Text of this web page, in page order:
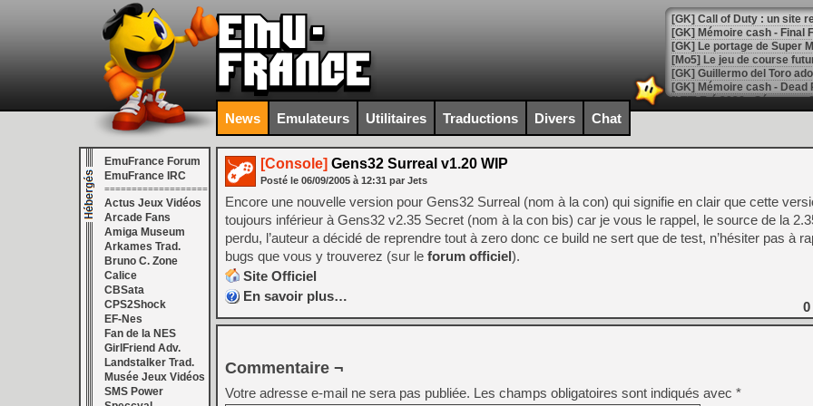
[GK] Le portage de Super
[Mo5] Le jeu de course
[GK] Guillermo del Toro
[LTF] Eté 2026 - Séquence
[GK] Mistfall Hunter :
[GK] Wo Long 2 évolue
[GK] Crossfire : un TPS à
[LS] [PS5] Premiers
[Mo5] DOOM arrive en
[GK] Bethesda fête les 30
[GK] Roblox : l'action en
[GK] Agenda - GeForce
[LS] [PS5] ps5-y2jb-
News Emulateurs Utilitaires Traductions Divers Chat
EmuFrance Forum
EmuFrance IRC
===================
Actus Jeux Vidéos
Arcade Fans
Amiga Museum
Arkames Trad.
Bruno C. Zone
Calice
CBSata
CPS2Shock
EF-Nes
Fan de la NES
GirlFriend Adv.
Landstalker Trad.
Musée Jeux Vidéos
SMS Power
[Console] Gens32 Surreal v1.20 WIP
Posté le 06/09/2005 à 12:31 par Jets
Encore une nouvelle version pour Gens32 Surreal (nom à la con) qui signifie en clair que cette
toujours inférieur à Gens32 v2.35 Secret (nom à la con bis) car je vous le rappel, le source de la
perdu, l’auteur a décidé de reprendre tout à zero donc ce build ne sert que de test, n’hésiter pas à
bugs que vous y trouverez (sur le forum officiel).
Site Officiel
En savoir plus…
0
Commentaire ¬
Votre adresse e-mail ne sera pas publiée. Les champs obligatoires sont indiqués avec *